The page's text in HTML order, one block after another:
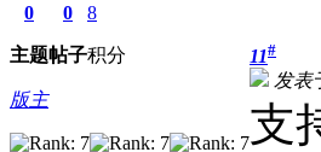
0
主题
0
帖子
8
积分
版主
11#
发表
支